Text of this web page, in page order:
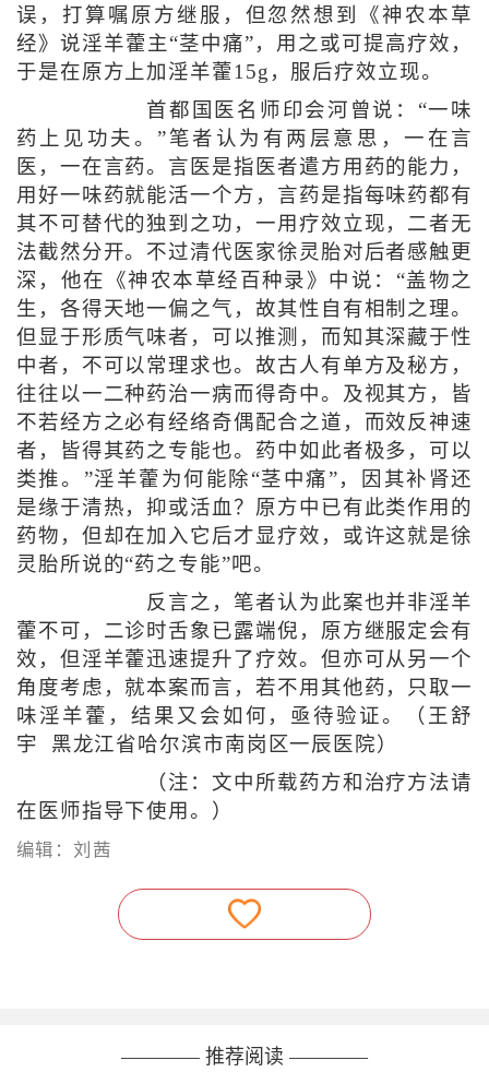
误，打算嘱原方继服，但忽然想到《神农本草
经》说淫羊藿主“茎中痛”，用之或可提高疗效，
于是在原方上加淫羊藿15g，服后疗效立现。
首都国医名师印会河曾说：“一味
药上见功夫。”笔者认为有两层意思，一在言
医，一在言药。言医是指医者遣方用药的能力，
用好一味药就能活一个方，言药是指每味药都有
其不可替代的独到之功，一用疗效立现，二者无
法截然分开。不过清代医家徐灵胎对后者感触更
深，他在《神农本草经百种录》中说：“盖物之
生，各得天地一偏之气，故其性自有相制之理。
但显于形质气味者，可以推测，而知其深藏于性
中者，不可以常理求也。故古人有单方及秘方，
往往以一二种药治一病而得奇中。及视其方，皆
不若经方之必有经络奇偶配合之道，而效反神速
者，皆得其药之专能也。药中如此者极多，可以
类推。”淫羊藿为何能除“茎中痛”，因其补肾还
是缘于清热，抑或活血？原方中已有此类作用的
药物，但却在加入它后才显疗效，或许这就是徐
灵胎所说的“药之专能”吧。
反言之，笔者认为此案也并非淫羊
藿不可，二诊时舌象已露端倪，原方继服定会有
效，但淫羊藿迅速提升了疗效。但亦可从另一个
角度考虑，就本案而言，若不用其他药，只取一
味淫羊藿，结果又会如何，亟待验证。（王舒
宇 黑龙江省哈尔滨市南岗区一辰医院）
（注：文中所载药方和治疗方法请
在医师指导下使用。）
编辑：刘茜
———— 推荐阅读 ————